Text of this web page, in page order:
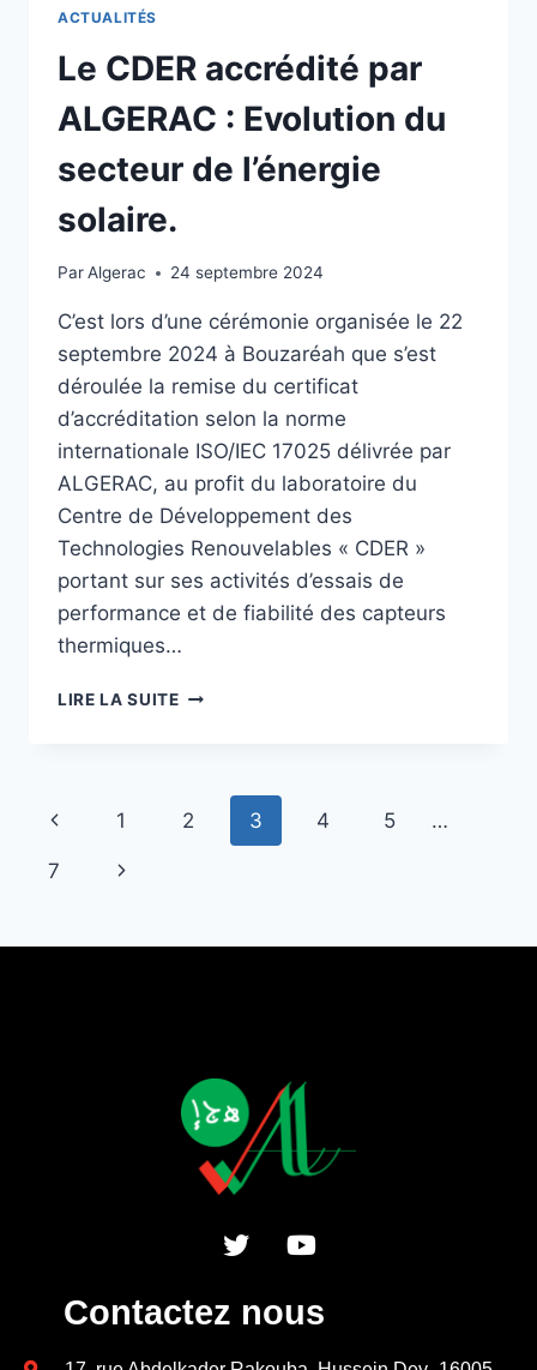
ACTUALITÉS
Le CDER accrédité par
ALGERAC : Evolution du
secteur de l’énergie
solaire.
ParAlgerac 24 septembre 2024
C’est lors d’une cérémonie organisée le 22
septembre 2024 à Bouzaréah que s’est
déroulée la remise du certificat
d’accréditation selon la norme
internationale ISO/IEC 17025 délivrée par
ALGERAC, au profit du laboratoire du
Centre de Développement des
Technologies Renouvelables « CDER »
portant sur ses activités d’essais de
performance et de fiabilité des capteurs
thermiques…
LIRE LA SUITE
1 2 3 4 5 …
7
Contactez nous